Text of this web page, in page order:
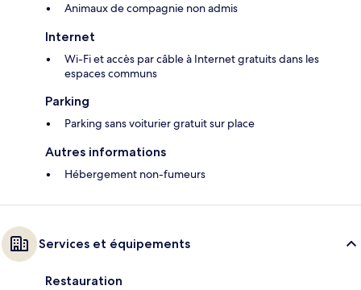
Animaux de compagnie non admis
Internet
Wi-Fi et accès par câble à Internet gratuits dans les
espaces communs
Parking
Parking sans voiturier gratuit sur place
Autres informations
Hébergement non-fumeurs
Services et équipements
Restauration